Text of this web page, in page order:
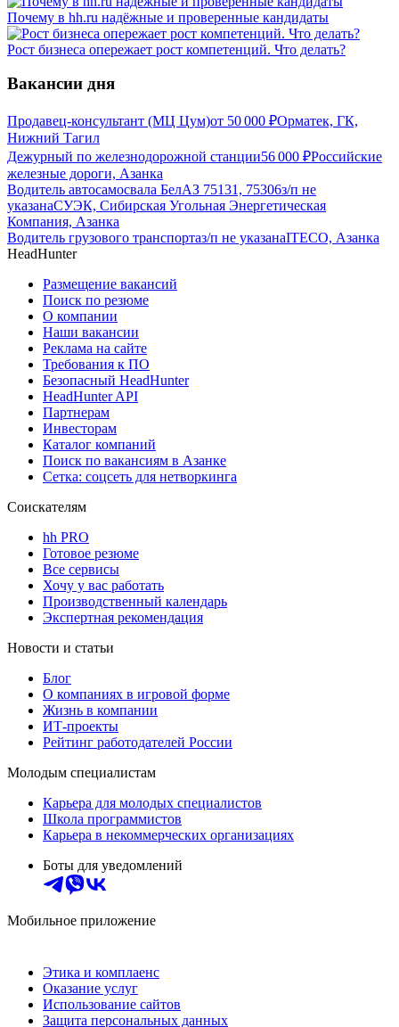
Почему в hh.ru надёжные и проверенные кандидаты
Рост бизнеса опережает рост компетенций. Что делать?
Вакансии дня
Продавец-консультант (МЦ Цум)от 50 000 ₽Орматек, ГК,
Нижний Тагил
Дежурный по железнодорожной станции56 000 ₽Российские
железные дороги, Азанка
Водитель автосамосвала БелАЗ 75131, 75306з/п не
указанаСУЭК, Сибирская Угольная Энергетическая
Компания, Азанка
Водитель грузового транспортаз/п не указанаITECO, Азанка
HeadHunter
Размещение вакансий
Поиск по резюме
О компании
Наши вакансии
Реклама на сайте
Требования к ПО
Безопасный HeadHunter
HeadHunter API
Партнерам
Инвесторам
Каталог компаний
Поиск по вакансиям в Азанке
Сетка: соцсеть для нетворкинга
Соискателям
hh PRO
Готовое резюме
Все сервисы
Хочу у вас работать
Производственный календарь
Экспертная рекомендация
Новости и статьи
Блог
О компаниях в игровой форме
Жизнь в компании
ИТ-проекты
Рейтинг работодателей России
Молодым специалистам
Карьера для молодых специалистов
Школа программистов
Карьера в некоммерческих организациях
Боты для уведомлений
Мобильное приложение
Этика и комплаенс
Оказание услуг
Использование сайтов
Защита персональных данных